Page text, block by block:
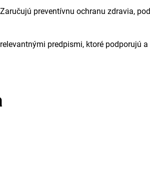
Zaručujú preventívnu ochranu zdravia,
predpismi, ktoré podporujú